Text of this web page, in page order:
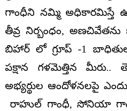
గాంధీని నమ్మి అధికారమిస్తే
తీవ్ర నిర్బంధం,
బిహార్ లో గ్రూప్ -1
పక్షాన గళమెత్తిన మీరు..
అభ్యర్థుల ఆందోళనలపై
రాహుల్ గాంధీ, సోనియా